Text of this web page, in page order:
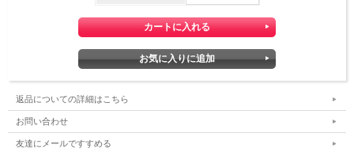
返品についての詳細はこちら
お問い合わせ
友達にメールですすめる